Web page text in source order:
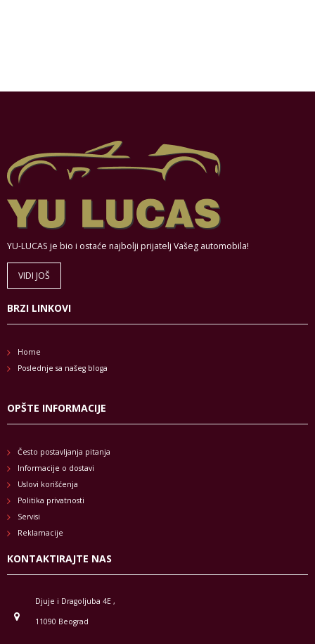
YU-LUCAS je bio i ostaće najbolji prijatelj Vašeg automobila!
VIDI JOŠ
BRZI LINKOVI
Home
Poslednje sa našeg bloga
OPŠTE INFORMACIJE
Često postavljanja pitanja
Informacije o dostavi
Uslovi korišćenja
Politika privatnosti
Servisi
Reklamacije
KONTAKTIRAJTE NAS
Djuje i Dragoljuba 4E ,
11090 Beograd